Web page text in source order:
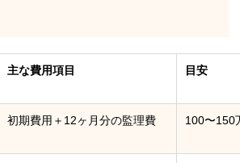
主な費用項目 目安
初期費用＋12ヶ月分の監理費 100〜150